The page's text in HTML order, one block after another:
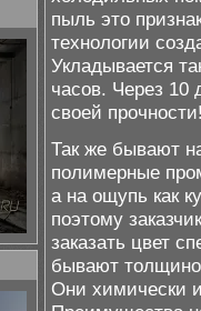
пыль это
технологии
Укладывается
часов. Через 10
своей
Так же бывают
полимерные
а на ощупь как
поэтому
заказать цвет
бывают
Они химически